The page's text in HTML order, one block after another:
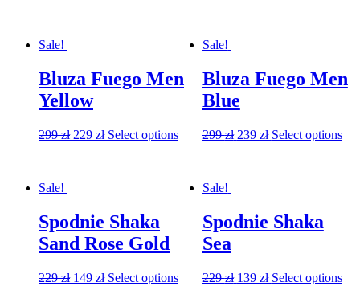
Sale!
Bluza Fuego Men
Yellow
299zł 229 zł Select options
Sale!
Bluza Fuego Men
Blue
299zł 239 zł Select options
Sale!
Spodnie Shaka
Sand Rose Gold
229zł 149 zł Select options
Sale!
Spodnie Shaka
Sea
229zł 139 zł Select options